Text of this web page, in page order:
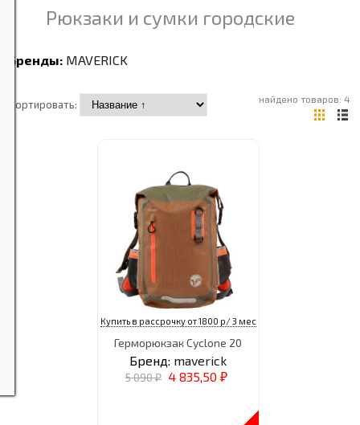
Рюкзаки и сумки городские
Бренды: MAVERICK
Сортировать: найдено товаров: 4
Купить в рассрочку от 1800 р/ 3 мес
Герморюкзак Cyclone 20
Бренд: maverick
5 090₽ 4 835,50 ₽